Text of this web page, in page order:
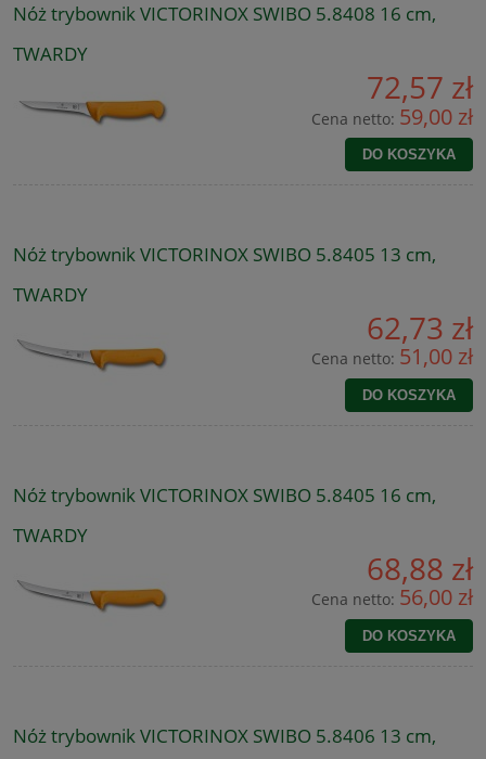
Nóż trybownik VICTORINOX SWIBO 5.8408 16 cm,
TWARDY
72,57 zł
Cena netto: 59,00 zł
DO KOSZYKA
Nóż trybownik VICTORINOX SWIBO 5.8405 13 cm,
TWARDY
62,73 zł
Cena netto: 51,00 zł
DO KOSZYKA
Nóż trybownik VICTORINOX SWIBO 5.8405 16 cm,
TWARDY
68,88 zł
Cena netto: 56,00 zł
DO KOSZYKA
Nóż trybownik VICTORINOX SWIBO 5.8406 13 cm,